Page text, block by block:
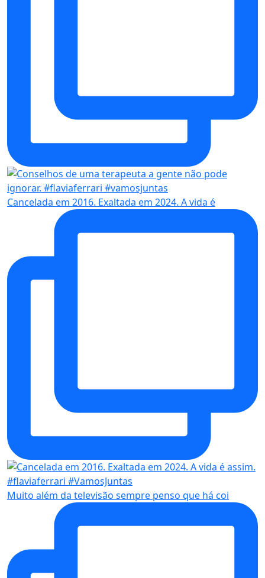
Cancelada em 2016. Exaltada em 2024. A vida é
Muito além da televisão sempre penso que há coi